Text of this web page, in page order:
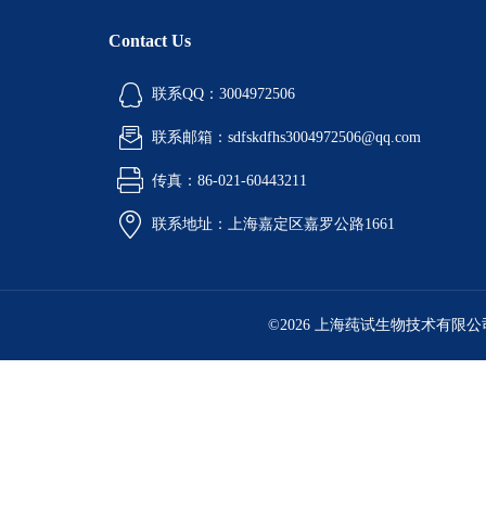
Contact Us
联系QQ：3004972506
联系邮箱：sdfskdfhs3004972506@qq.com
传真：86-021-60443211
联系地址：上海嘉定区嘉罗公路1661
©2026 上海莼试生物技术有限